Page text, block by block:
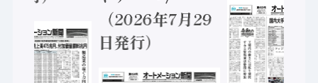
（2026年7月29
日発行）